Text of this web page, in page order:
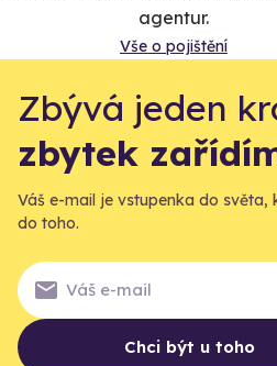
agentur.
Vše o pojištění
Zbývá jeden
zbytek
Váš e-mail je vstupenka do světa,
do toho.
Chci být u toho